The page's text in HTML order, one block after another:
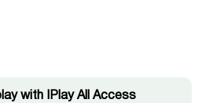
with IPlay All Access